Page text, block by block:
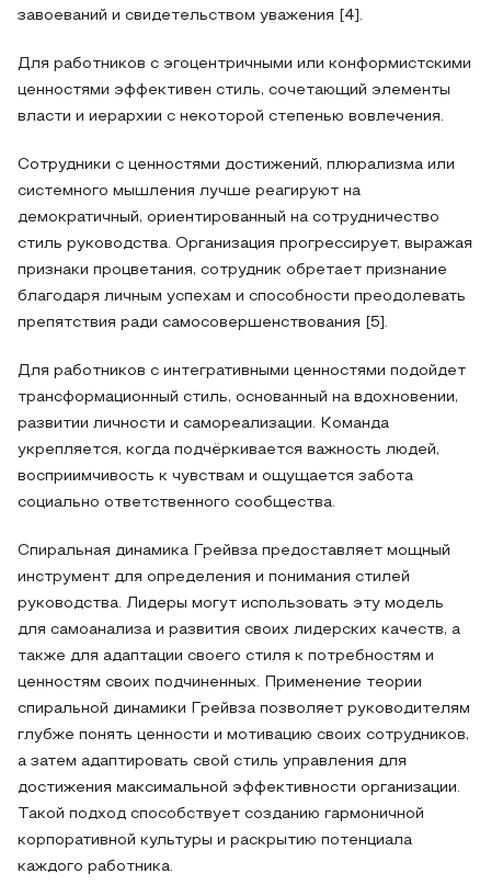
завоеваний и свидетельством уважения [4].
Для работников с эгоцентричными или конформистскими
ценностями эффективен стиль, сочетающий элементы
власти и иерархии с некоторой степенью вовлечения.
Сотрудники с ценностями достижений, плюрализма или
системного мышления лучше реагируют на
демократичный, ориентированный на сотрудничество
стиль руководства. Организация прогрессирует, выражая
признаки процветания, сотрудник обретает признание
благодаря личным успехам и способности преодолевать
препятствия ради самосовершенствования [5].
Для работников с интегративными ценностями подойдет
трансформационный стиль, основанный на вдохновении,
развитии личности и самореализации. Команда
укрепляется, когда подчёркивается важность людей,
восприимчивость к чувствам и ощущается забота
социально ответственного сообщества.
Спиральная динамика Грейвза предоставляет мощный
инструмент для определения и понимания стилей
руководства. Лидеры могут использовать эту модель
для самоанализа и развития своих лидерских качеств, а
также для адаптации своего стиля к потребностям и
ценностям своих подчиненных. Применение теории
спиральной динамики Грейвза позволяет руководителям
глубже понять ценности и мотивацию своих сотрудников,
а затем адаптировать свой стиль управления для
достижения максимальной эффективности организации.
Такой подход способствует созданию гармоничной
корпоративной культуры и раскрытию потенциала
каждого работника.